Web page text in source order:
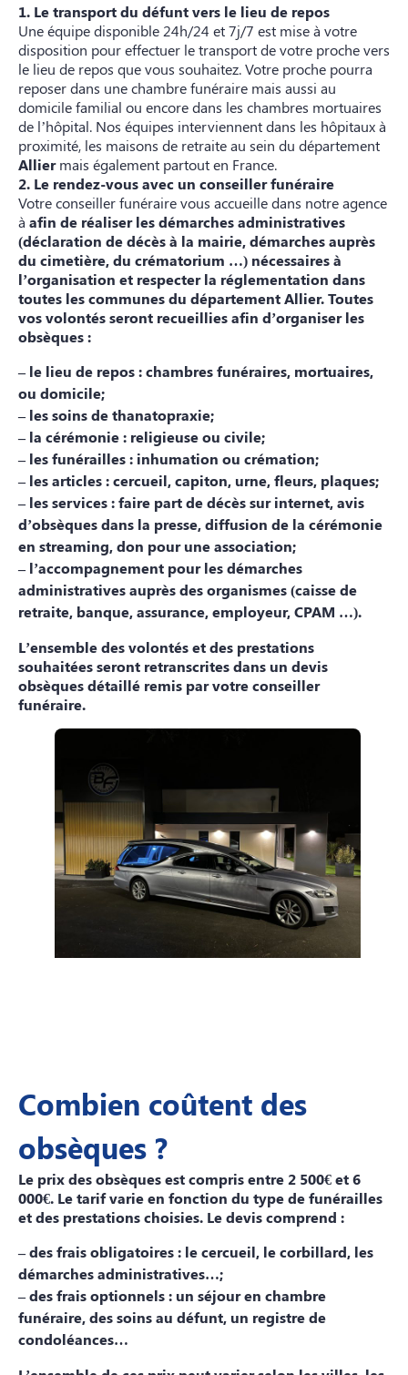
1. Le transport du défunt vers le lieu de repos
Une équipe disponible 24h/24 et 7j/7 est mise à votre
disposition pour effectuer le transport de votre proche vers
le lieu de repos que vous souhaitez. Votre proche pourra
reposer dans une chambre funéraire mais aussi au
domicile familial ou encore dans les chambres mortuaires
de l’hôpital. Nos équipes interviennent dans les hôpitaux à
proximité, les maisons de retraite au sein du département
Alliermais également partout en France.
2. Le rendez-vous avec un conseiller funéraire
Votre conseiller funéraire vous accueille dans notre agence
à afin de réaliser les démarches administratives
(déclaration de décès à la mairie, démarches auprès
du cimetière, du crématorium …) nécessaires à
l’organisation et respecter la réglementation dans
toutes les communes du départementAllier. Toutes
vos volontés seront recueillies afin d’organiser les
obsèques :
– le lieu de repos : chambres funéraires, mortuaires,
ou domicile;
– les soins de thanatopraxie;
– la cérémonie : religieuse ou civile;
– les funérailles : inhumation ou crémation;
– les articles : cercueil, capiton, urne, fleurs, plaques;
– les services : faire part de décès sur internet, avis
d’obsèques dans la presse, diffusion de la cérémonie
en streaming, don pour une association;
– l’accompagnement pour les démarches
administratives auprès des organismes (caisse de
retraite, banque, assurance, employeur, CPAM …).
L’ensemble des volontés et des prestations
souhaitées seront retranscrites dans un devis
obsèques détaillé remis par votre conseiller
funéraire.
Combien coûtent des
obsèques ?
Le prix des obsèques est compris entre2 500€et6
000€. Le tarif varie en fonction du type de funérailles
et des prestations choisies. Le devis comprend :
– des frais obligatoires : le cercueil, le corbillard, les
démarches administratives…;
– des frais optionnels : un séjour en chambre
funéraire, des soins au défunt, un registre de
condoléances…